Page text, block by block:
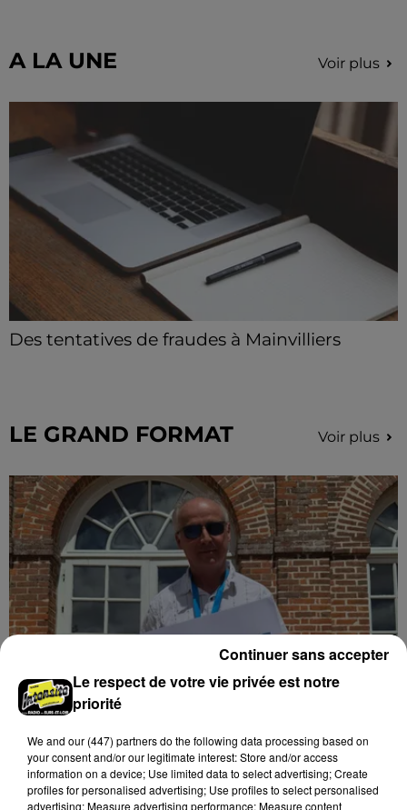
A LA UNE Voir plus
Des tentatives de fraudes à Mainvilliers
LE GRAND FORMAT Voir plus
Stars'Terre 2026 : Philippe Palmieri dévoile
les ambitions d'un...
À quelques semaines de la première édition de
Stars'Terre, organisée du 18 au 20 septembre 2026 au
Château de Courtalain, Philippe Palmieri, président...
Le respect de votre vie privée est notre
priorité
We and our (447) partnersdo the following data processing based on
your consent and/or our legitimate interest: Store and/or access
information on a device; Use limited data to select advertising; Create
profiles for personalised advertising; Use profiles to select personalised
advertising; Measure advertising performance; Measure content
Continuer sans accepter